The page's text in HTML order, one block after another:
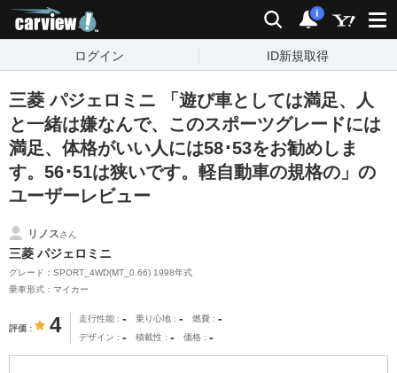
検索 通知
i
ログイン ID新規取得
三菱 パジェロミニ 「遊び車としては満足、人
と一緒は嫌なんで、このスポーツグレードには
満足、体格がいい人には58･53をお勧めしま
す。56･51は狭いです。軽自動車の規格の」の
ユーザーレビュー
リノスさん
三菱 パジェロミニ
グレード：SPORT_4WD(MT_0.66) 1998年式
乗車形式：マイカー
評価 4 走行性能 - 乗り心地 - 燃費 -
デザイン - 積載性 - 価格 -